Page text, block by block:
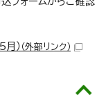
） （外部リンク）